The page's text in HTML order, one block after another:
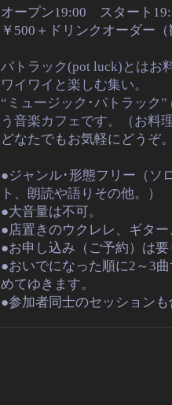
オープン19:00 スタート
￥500＋ドリンクオーダー
パトラック(pot luck)とはお
ワイワイと楽しむ集い。
“ミュージック･パトラック
う音楽カフェです。（お料
どなたでもお気軽にどうぞ
●ジャンル･形態フリー（ソ
ト、朗読や語りその他。）
●大音量は不可。
●店置きのウクレレ、ギタ
●お申し込み（ご予約）は
●おいでになった順に2～3
めてゆきます。
●参加者同士のセッション